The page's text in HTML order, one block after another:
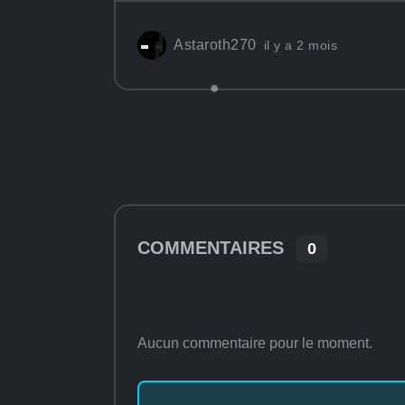
Astaroth270 il y a 2 mois
COMMENTAIRES 0
Aucun commentaire pour le moment.